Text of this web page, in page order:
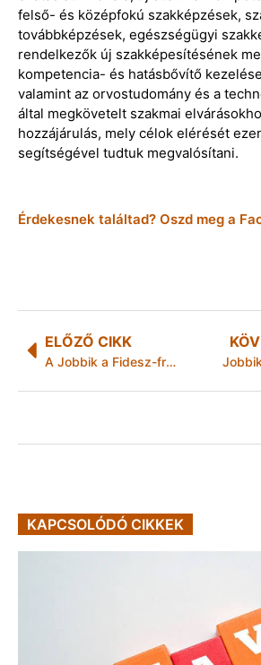
felső- és középfokú szakképzések,
továbbképzések, egészségügyi
rendelkezők új szakképesítésének
kompetencia- és hatásbővítő
valamint az orvostudomány és a
által megkövetelt szakmai
hozzájárulás, mely célok elérését
segítségével tudtuk megvalósítani.
Érdekesnek találtad? Oszd meg a
ELŐZŐ CIKK
A Jobbik a Fidesz-frakció képviselőjét is elvárja a csütörtöki szembesítésre
KAPCSOLÓDÓ CIKKEK